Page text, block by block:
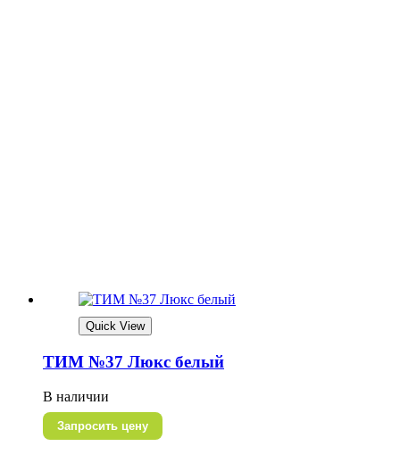
Quick View
ТИМ №37 Люкс белый
В наличии
Запросить цену